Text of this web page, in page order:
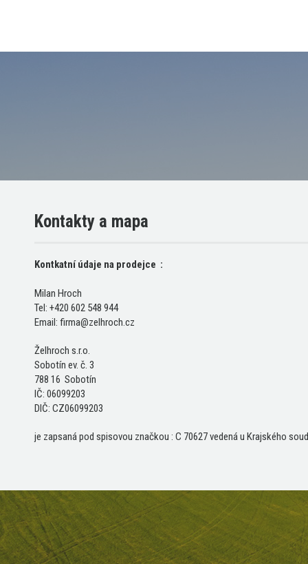
Kontakty a mapa
Kontkatní údaje na prodejce :
Milan Hroch
Tel: +420 602 548 944
Email: firma@zelhroch.cz
Želhroch s.r.o.
Sobotín ev. č. 3
788 16 Sobotín
IČ: 06099203
DIČ: CZ06099203
je zapsaná pod spisovou značkou : C 70627 vedená u Krajského